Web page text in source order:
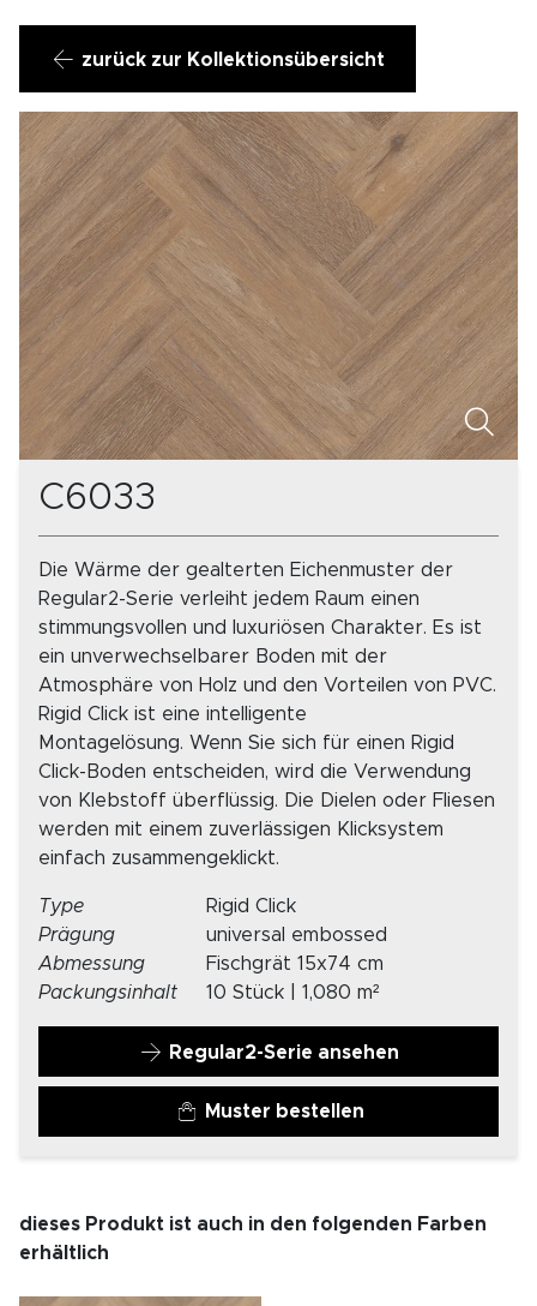
zurück zur Kollektionsübersicht
C6033
Die Wärme der gealterten Eichenmuster der
Regular2-Serie verleiht jedem Raum einen
stimmungsvollen und luxuriösen Charakter. Es ist
ein unverwechselbarer Boden mit der
Atmosphäre von Holz und den Vorteilen von PVC.
Rigid Click ist eine intelligente
Montagelösung. Wenn Sie sich für einen Rigid
Click-Boden entscheiden, wird die Verwendung
von Klebstoff überflüssig. Die Dielen oder Fliesen
werden mit einem zuverlässigen Klicksystem
einfach zusammengeklickt.
Type
Rigid Click
Prägung
universal embossed
Abmessung
Fischgrät 15x74 cm
Packungsinhalt
10 Stück | 1,080 m²
Regular2-Serie ansehen
Muster bestellen
dieses Produkt ist auch in den folgenden Farben
erhältlich